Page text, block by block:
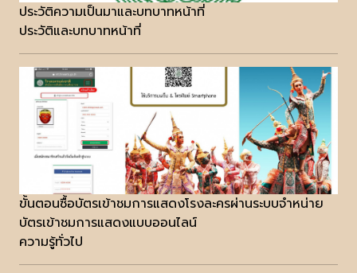
ประวัติความเป็นมาและบทบาทหน้าที่
ประวัติและบทบาทหน้าที่
ขั้นตอนซื้อบัตรเข้าชมการแสดงโรงละครผ่านระบบจำหน่าย
บัตรเข้าชมการแสดงแบบออนไลน์
ความรู้ทั่วไป